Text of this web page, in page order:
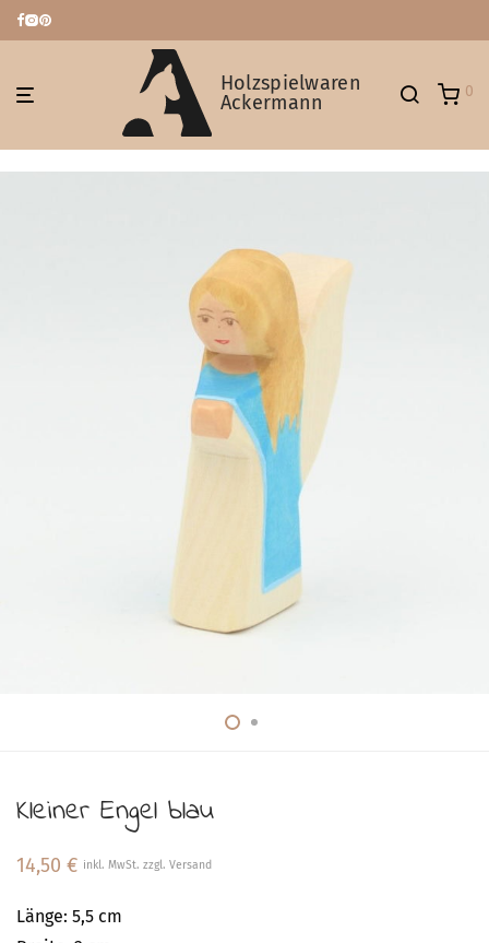
Holzspielwaren
Ackermann
0
Kleiner Engel blau
14,50 € inkl. MwSt. zzgl. Versand
Länge: 5,5 cm